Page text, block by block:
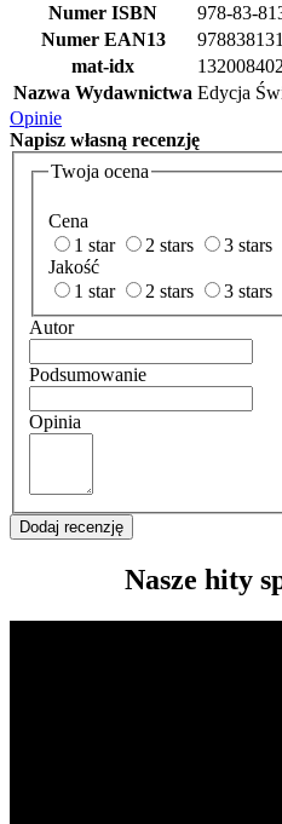
Numer ISBN
978-83-
Numer EAN13
mat-idx
Nazwa Wydawnictwa Edycja
Opinie
Napisz własną recenzję
Twoja ocena
Cena
1 star
2 stars 3 stars
Jakość
1 star
2 stars 3 stars
Autor
Podsumowanie
Opinia
Dodaj recenzję
Nasze hity